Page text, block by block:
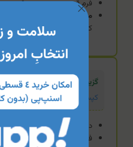
فرم قرص، بسته‌بندی ۶۰ عددی
مزیت:
دوزی ایمن و منطقی
که ریسک تجمع مازاد یا
گزینه تخصصی
کپسول مگابیت ۴۵۰۰ برونسون
دوز درمانی و بسیار بالا (۴۵۰۰ میکروگرم)
فاقد گلوتن، سویا و غیرتراریخته